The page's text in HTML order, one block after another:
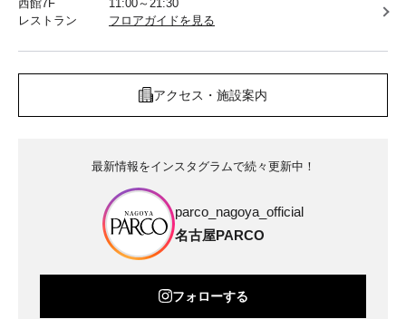
西館7F
レストラン
11:00～21:30
フロアガイドを見る
アクセス・施設案内
最新情報をインスタグラムで続々更新中！
parco_nagoya_official
名古屋PARCO
フォローする